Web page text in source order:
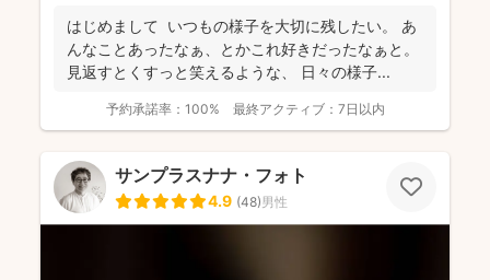
写真ではなく、お子さん・親御さんの目線で、自然な様
子を撮影してお届けします(^^)
はじめまして いつもの様子を大切に残したい。 あ
んなことあったなぁ、とかこれ好きだったなぁと。
見返すとくすっと笑えるような、 日々の様子...
予約承諾率： 100% 最終アクティブ： 7日以内
サンプラスナナ・フォト
4.9 (48)男性